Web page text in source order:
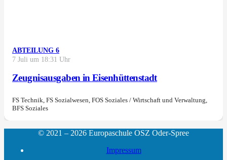
ABTEILUNG 6
7 Juli um 18:31 Uhr
Zeugnisausgaben in Eisenhüttenstadt
FS Technik, FS Sozialwesen, FOS Soziales / Wirtschaft und Verwaltung,
BFS Soziales
© 2021 – 2026 Europaschule OSZ Oder-Spree
Impressum